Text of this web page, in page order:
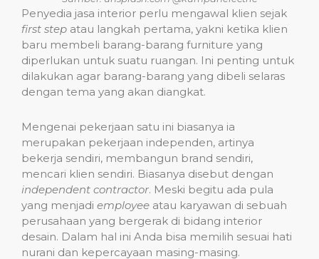
Penyedia jasa interior perlu mengawal klien sejak
first step atau langkah pertama, yakni ketika klien
baru membeli barang-barang furniture yang
diperlukan untuk suatu ruangan. Ini penting untuk
dilakukan agar barang-barang yang dibeli selaras
dengan tema yang akan diangkat.
Mengenai pekerjaan satu ini biasanya ia
merupakan pekerjaan independen, artinya
bekerja sendiri, membangun brand sendiri,
mencari klien sendiri. Biasanya disebut dengan
independent contractor. Meski begitu ada pula
yang menjadi employee atau karyawan di sebuah
perusahaan yang bergerak di bidang interior
desain. Dalam hal ini Anda bisa memilih sesuai hati
nurani dan kepercayaan masing-masing.